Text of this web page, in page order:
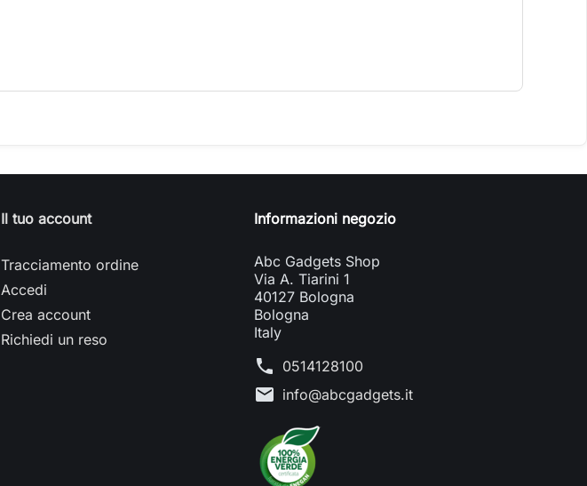
Il tuo account
Tracciamento ordine
Accedi
Crea account
Richiedi un reso
Informazioni negozio
Abc Gadgets Shop
Via A. Tiarini 1
40127 Bologna
Bologna
Italy
phone 0514128100
mail info@abcgadgets.it